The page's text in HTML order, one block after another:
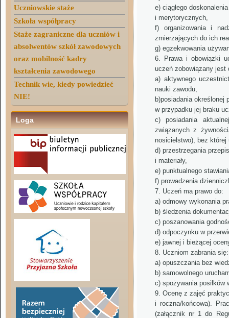
Uczniowskie staże
Szkoła współpracy
Staże zagraniczne dla uczniów i
absolwentów szkół zawodowych
oraz mobilność kadry
kształcenia zawodowego
Technik wie, kiedy powiedzieć
NIE!
Loga
e) ciągłego
i merytorycznych,
f) organizowania i
zmierzających do ich
g) egzekwowania
Prawa i obowiązki
uczeń zobowiązany jest
a) aktywnego
nauki zawodu,
b)posiadania określonej
w przypadku jej braku
c) posiadania
związanych z
nosicielstwo), bez
d) przestrzegania
i materiały,
e) punktualnego
f) prowadzenia
Uczeń ma prawo do:
a) odmowy wykonania
b) śledzenia
c) poszanowania
d) odpoczynku w
e) jawnej i bieżącej
Uczniom zabrania się:
a) opuszczania bez
b) samowolnego
c) spożywania
Ocenę z zajęć
i roczna/końcowa).
(załącznik nr 1 do